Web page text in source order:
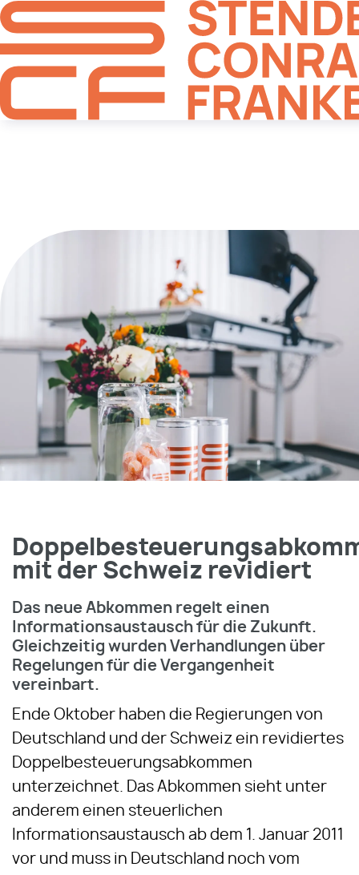
mit der Schweiz revidiert
Das neue Abkommen regelt einen
Informationsaustausch für die Zukunft.
Gleichzeitig wurden Verhandlungen über
Regelungen für die Vergangenheit
vereinbart.
Ende Oktober haben die Regierungen von
Deutschland und der Schweiz ein revidiertes
Doppelbesteuerungsabkommen
unterzeichnet. Das Abkommen sieht unter
anderem einen steuerlichen
Informationsaustausch ab dem 1. Januar 2011
vor und muss in Deutschland noch vom